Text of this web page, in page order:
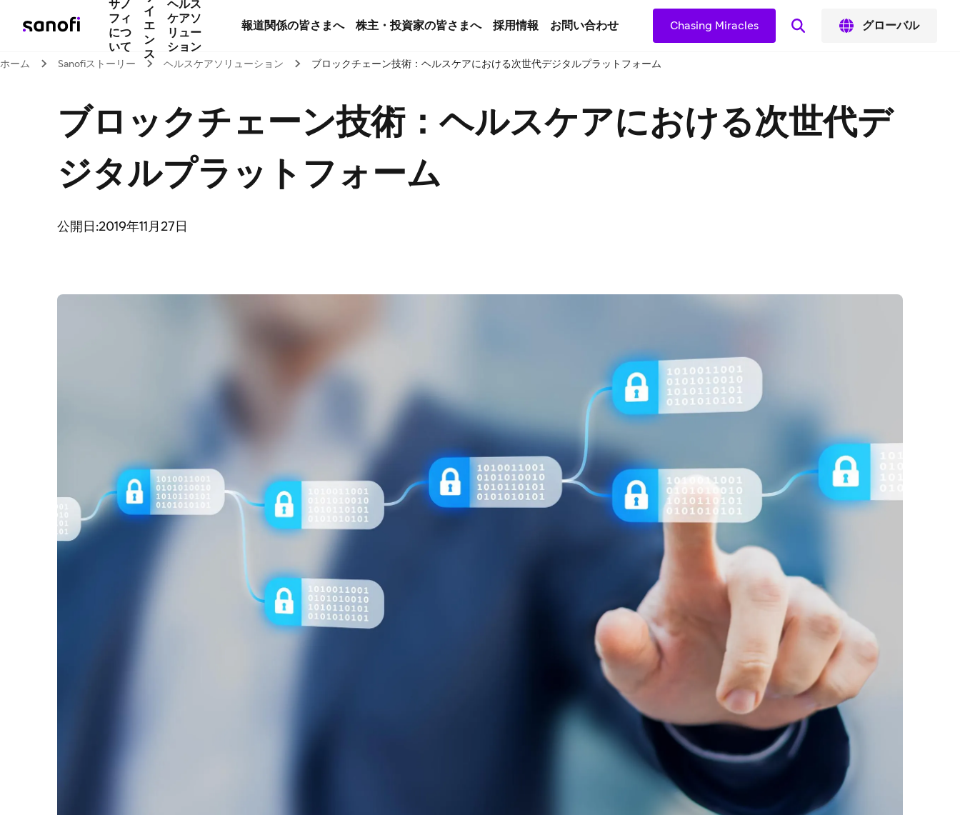
サノ
フィ
につ
いて
イ
エ
ン
ス
ヘルス
ケアソ
リュー
ション
報道関係の皆さまへ 株主・投資家の皆さまへ 採用情報 お問い合わせ Chasing Miracles グローバル
ホーム Sanofiストーリー ヘルスケアソリューション ブロックチェーン技術：ヘルスケアにおける次世代デジタルプラットフォーム
ブロックチェーン技術：ヘルスケアにおける次世代デ
ジタルプラットフォーム
公開日:2019年11月27日